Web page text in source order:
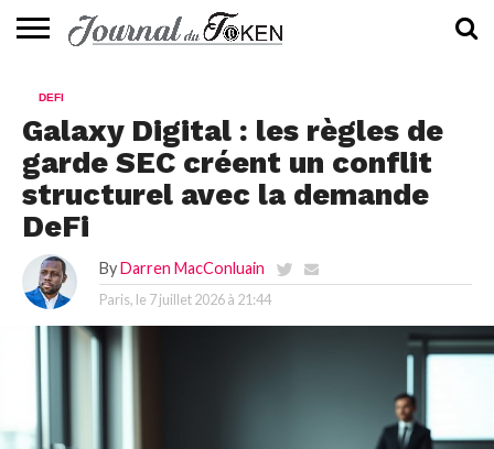
📰
EVALUATION
GUIDE
TENDANCES
À
CONTACTEZ-
DEFI
Galaxy Digital : les règles de
garde SEC créent un conflit
structurel avec la demande
DeFi
By Darren MacConluain
Paris, le 7 juillet 2026 à 21:44